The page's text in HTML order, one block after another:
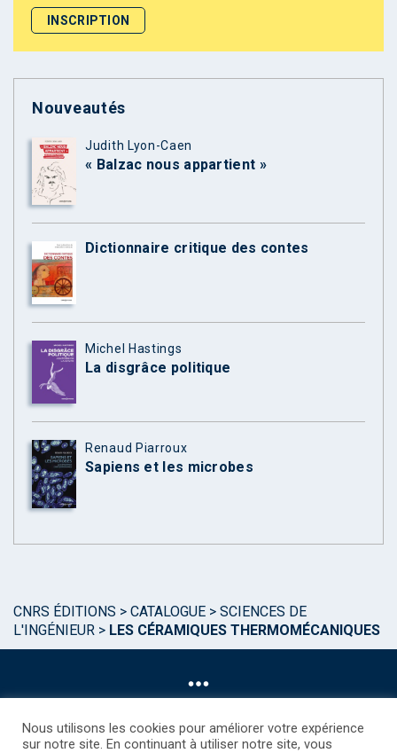
Nouveautés
Judith Lyon-Caen
« Balzac nous appartient »
Dictionnaire critique des contes
Michel Hastings
La disgrâce politique
Renaud Piarroux
Sapiens et les microbes
CNRS ÉDITIONS > CATALOGUE > SCIENCES DE
L'INGÉNIEUR > LES CÉRAMIQUES THERMOMÉCANIQUES
Nous utilisons les cookies pour améliorer votre expérience
sur notre site. En continuant à utiliser notre site, vous